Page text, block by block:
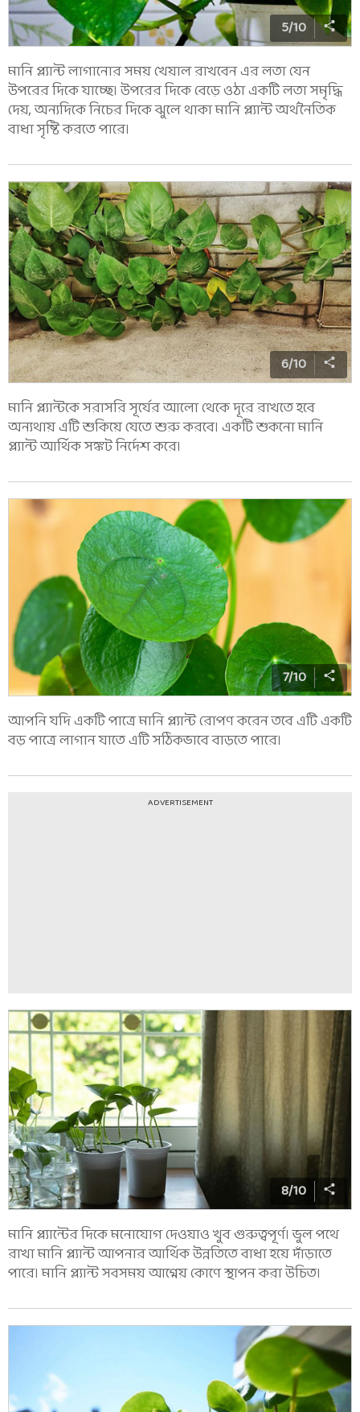
5/10
মানি প্ল্যান্ট লাগানোর সময় খেয়াল রাখবেন এর লতা যেন
উপরের দিকে যাচ্ছে। উপরের দিকে বেড়ে ওঠা একটি লতা সমৃদ্ধি
দেয়, অন্যদিকে নিচের দিকে ঝুলে থাকা মানি প্ল্যান্ট অর্থনৈতিক
বাধা সৃষ্টি করতে পারে।
6/10
মানি প্ল্যান্টকে সরাসরি সূর্যের আলো থেকে দূরে রাখতে হবে
অন্যথায় এটি শুকিয়ে যেতে শুরু করবে। একটি শুকনো মানি
প্ল্যান্ট আর্থিক সঙ্কট নির্দেশ করে।
7/10
আপনি যদি একটি পাত্রে মানি প্ল্যান্ট রোপণ করেন তবে এটি একটি
বড় পাত্রে লাগান যাতে এটি সঠিকভাবে বাড়তে পারে।
ADVERTISEMENT
8/10
মানি প্ল্যান্টের দিকে মনোযোগ দেওয়াও খুব গুরুত্বপূর্ণ। ভুল পথে
রাখা মানি প্ল্যান্ট আপনার আর্থিক উন্নতিতে বাধা হয়ে দাঁড়াতে
পারে। মানি প্ল্যান্ট সবসময় আগ্নেয় কোণে স্থাপন করা উচিত।